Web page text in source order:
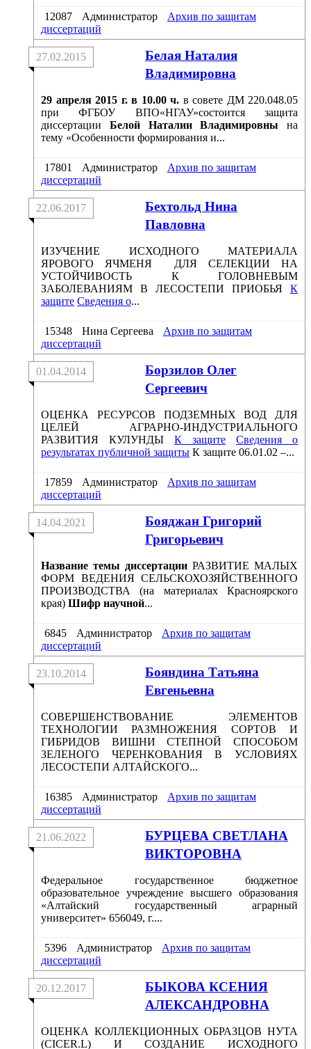
12087 Администратор
Архив по защитам
диссертаций
Белая Наталия
Владимировна
27.02.2015
29 апреля 2015 г. в 10.00 ч. в совете ДМ 220.048.05
при ФГБОУ ВПО«НГАУ»состоится защита
диссертации Белой Наталии Владимировны на
тему «Особенности формирования и...
17801 Администратор
Архив по защитам
диссертаций
Бехтольд Нина
Павловна
22.06.2017
ИЗУЧЕНИЕ ИСХОДНОГО МАТЕРИАЛА
ЯРОВОГО ЯЧМЕНЯ ДЛЯ СЕЛЕКЦИИ НА
УСТОЙЧИВОСТЬ К ГОЛОВНЕВЫМ
ЗАБОЛЕВАНИЯМ В ЛЕСОСТЕПИ ПРИОБЬЯ К
защите Сведения о...
15348 Нина Сергеева
Архив по защитам
диссертаций
Борзилов Олег
Сергеевич
01.04.2014
ОЦЕНКА РЕСУРСОВ ПОДЗЕМНЫХ ВОД ДЛЯ
ЦЕЛЕЙ АГРАРНО-ИНДУСТРИАЛЬНОГО
РАЗВИТИЯ КУЛУНДЫ К защите
Сведения о
результатах публичной защиты К защите 06.01.02 –...
17859 Администратор
Архив по защитам
диссертаций
Бояджан Григорий
Григорьевич
14.04.2021
Название темы диссертации РАЗВИТИЕ МАЛЫХ
ФОРМ ВЕДЕНИЯ СЕЛЬСКОХОЗЯЙСТВЕННОГО
ПРОИЗВОДСТВА (на материалах Красноярского
края) Шифр научной...
6845 Администратор
Архив по защитам
диссертаций
Бояндина Татьяна
Евгеньевна
23.10.2014
СОВЕРШЕНСТВОВАНИЕ ЭЛЕМЕНТОВ
ТЕХНОЛОГИИ РАЗМНОЖЕНИЯ СОРТОВ И
ГИБРИДОВ ВИШНИ СТЕПНОЙ СПОСОБОМ
ЗЕЛЕНОГО ЧЕРЕНКОВАНИЯ В УСЛОВИЯХ
ЛЕСОСТЕПИ АЛТАЙСКОГО...
16385 Администратор
Архив по защитам
диссертаций
БУРЦЕВА СВЕТЛАНА
ВИКТОРОВНА
21.06.2022
Федеральное государственное бюджетное
образовательное учреждение высшего образования
«Алтайский государственный аграрный
университет» 656049, г....
5396 Администратор
Архив по защитам
диссертаций
БЫКОВА КСЕНИЯ
АЛЕКСАНДРОВНА
20.12.2017
ОЦЕНКА КОЛЛЕКЦИОННЫХ ОБРАЗЦОВ НУТА
(CICER.L) И СОЗДАНИЕ ИСХОДНОГО